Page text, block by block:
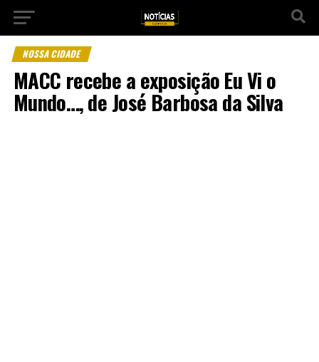
NOSSA CIDADE
MACC recebe a exposição Eu Vi o
Mundo…, de José Barbosa da Silva